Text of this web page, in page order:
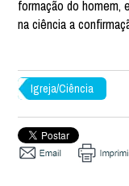
formação do homem,
na ciência a
Igreja/Ciência